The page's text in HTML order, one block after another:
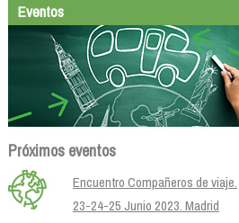
Eventos
Próximos eventos
Encuentro Compañeros de viaje.
23-24-25 Junio 2023. Madrid